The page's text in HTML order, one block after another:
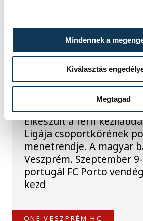
Mindennek a
Kiválasztás
Megtagad
TOVÁBBI
ONE VESZPRÉM HC
Hazai pályán
ben a One
Elkészült a férfi
Ligája csoportkörének
menetrendje. A magyar
Veszprém. Szeptember
portugál FC Porto
kezd
ONE VESZPRÉM HC